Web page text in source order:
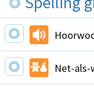
Net-als-